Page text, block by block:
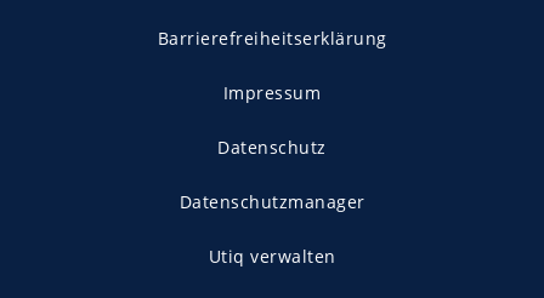
Barrierefreiheitserklärung
Impressum
Datenschutz
Datenschutzmanager
Utiq verwalten